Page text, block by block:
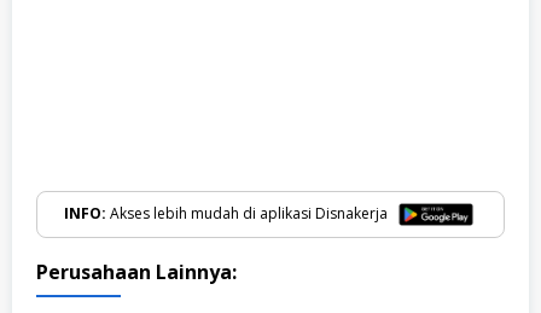
INFO: Akses lebih mudah di aplikasi Disnakerja
Perusahaan Lainnya: